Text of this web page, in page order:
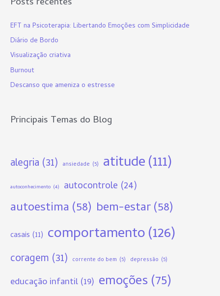
q
s
a
r
p
:
EFT na Psicoterapia: Libertando Emoções com Simplicidade
Diário de Bordo
Visualização criativa
Burnout
Descanso que ameniza o estresse
Principais Temas do Blog
alegria (31) ansiedade (5) atitude(111)
autoconhecimento (4) autocontrole (24)
autoestima (58) bem-estar(58)
casais (11) comportamento(126)
coragem (31) corrente do bem (5) depressão (5)
educação infantil(19) emoções (75)